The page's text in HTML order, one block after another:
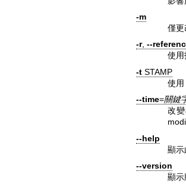
-m
僅更
-r, --
使用
-tSTAMP
使
--time=關鍵
改
--help
顯示
--version
顯示